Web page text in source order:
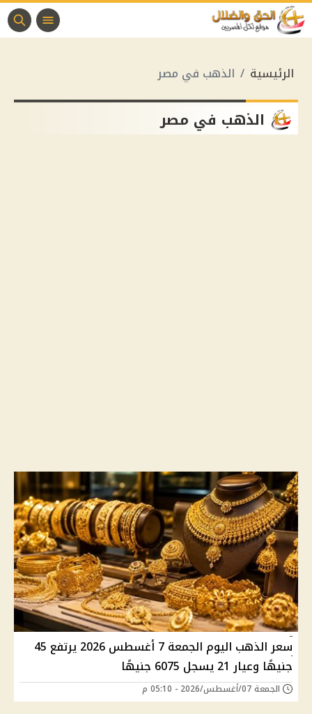
الرئيسية الذهب في مصر
الذهب في مصر
سعر الذهب اليوم الجمعة 7 أغسطس 2026 يرتفع 45
جنيهًا وعيار 21 يسجل 6075 جنيهًا
الجمعة 07/أغسطس/2026 - 05:10 م